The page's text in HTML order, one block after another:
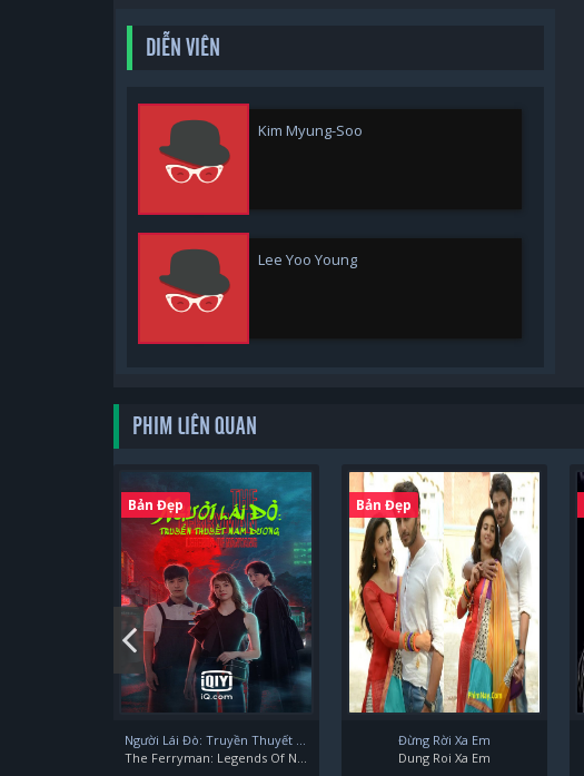
DIỄN VIÊN
Kim Myung-Soo
Lee Yoo Young
PHIM LIÊN QUAN
Bản Đẹp
Người Lái Đò: Truyền Thuyết Nam Dương
The Ferryman: Legends Of Nanyang
Bản Đẹp
Đừng Rời Xa Em
Dung Roi Xa Em